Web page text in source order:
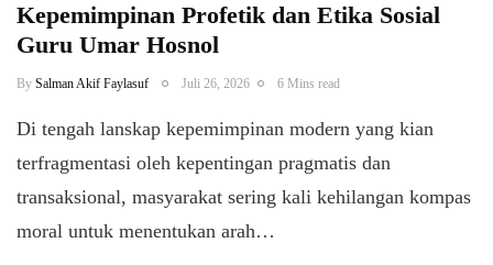
Kepemimpinan Profetik dan Etika Sosial
Guru Umar Hosnol
By Salman Akif Faylasuf Juli 26, 2026 6 Mins read
Di tengah lanskap kepemimpinan modern yang kian
terfragmentasi oleh kepentingan pragmatis dan
transaksional, masyarakat sering kali kehilangan kompas
moral untuk menentukan arah…